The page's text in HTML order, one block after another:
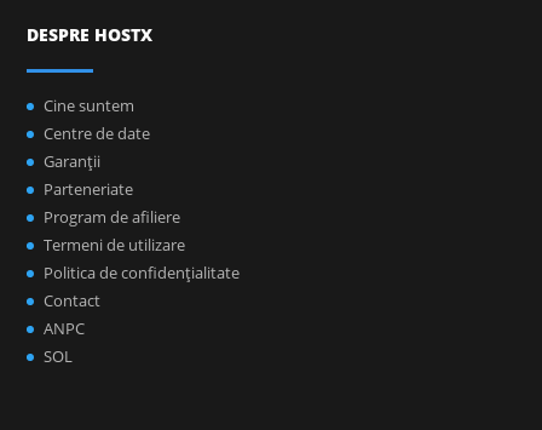
DESPRE HOSTX
Cine suntem
Centre de date
Garanţii
Parteneriate
Program de afiliere
Termeni de utilizare
Politica de confidenţialitate
Contact
ANPC
SOL